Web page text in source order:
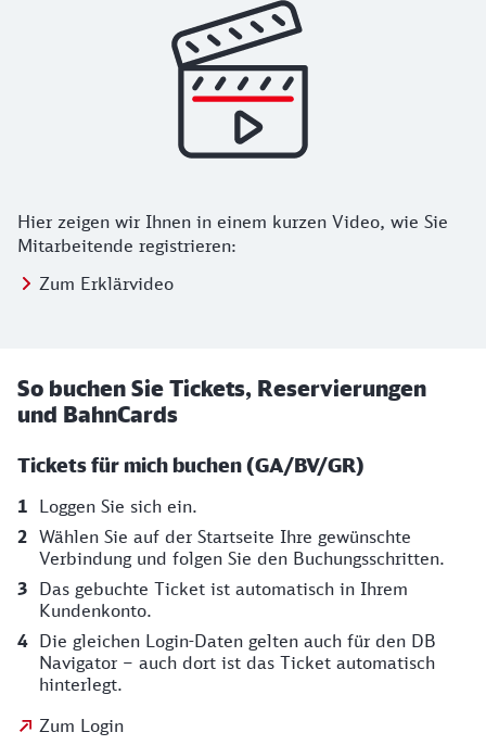
Hier zeigen wir Ihnen in einem kurzen Video, wie Sie
Mitarbeitende registrieren:
Zum Erklärvideo
So buchen Sie Tickets, Reservierungen
und BahnCards
Tickets für mich buchen (GA/BV/GR)
Loggen Sie sich ein.
Wählen Sie auf der Startseite Ihre gewünschte
Verbindung und folgen Sie den Buchungsschritten.
Das gebuchte Ticket ist automatisch in Ihrem
Kundenkonto.
Die gleichen Login-Daten gelten auch für den DB
Navigator – auch dort ist das Ticket automatisch
hinterlegt.
Zum Login